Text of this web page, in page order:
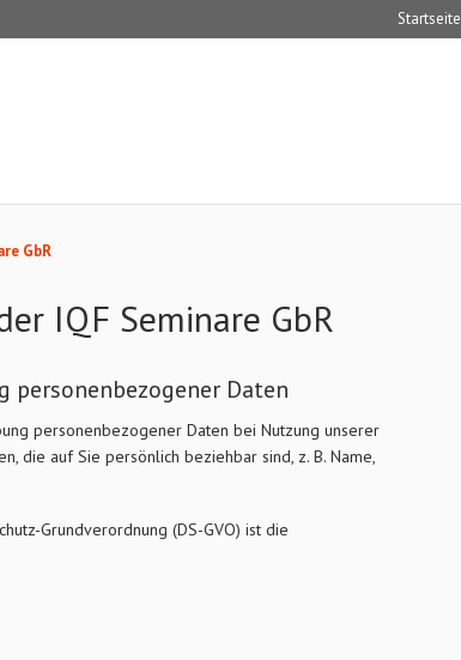
Startseite
GbR
IQF Seminare GbR
Daten
personenbezogener Daten bei Nutzung unserer
die auf Sie persönlich beziehbar sind, z. B. Name,
Grundverordnung (DS-GVO) ist die